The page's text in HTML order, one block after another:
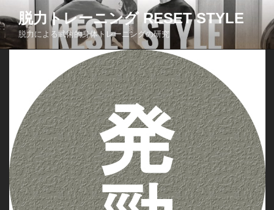
ン
テ
ン
脱力トレーニング RESET STYLE
脱力による武術的身体トレーニングの研究